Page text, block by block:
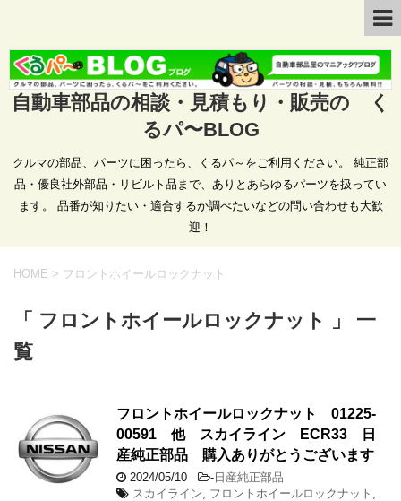
自動車部品の相談・見積もり・販売の く
るパ〜BLOG
クルマの部品、パーツに困ったら、くるパ～をご利用ください。 純正部
品・優良社外部品・リビルト品まで、ありとあらゆるパーツを扱ってい
ます。 品番が知りたい・適合するか調べたいなどの問い合わせも大歓
迎！
HOME > フロントホイールロックナット
「 フロントホイールロックナット 」 一
覧
フロントホイールロックナット 01225-
00591 他 スカイライン ECR33 日
産純正部品 購入ありがとうございます
2024/05/10 - 日産純正部品
スカイライン
フロントホイールロックナット